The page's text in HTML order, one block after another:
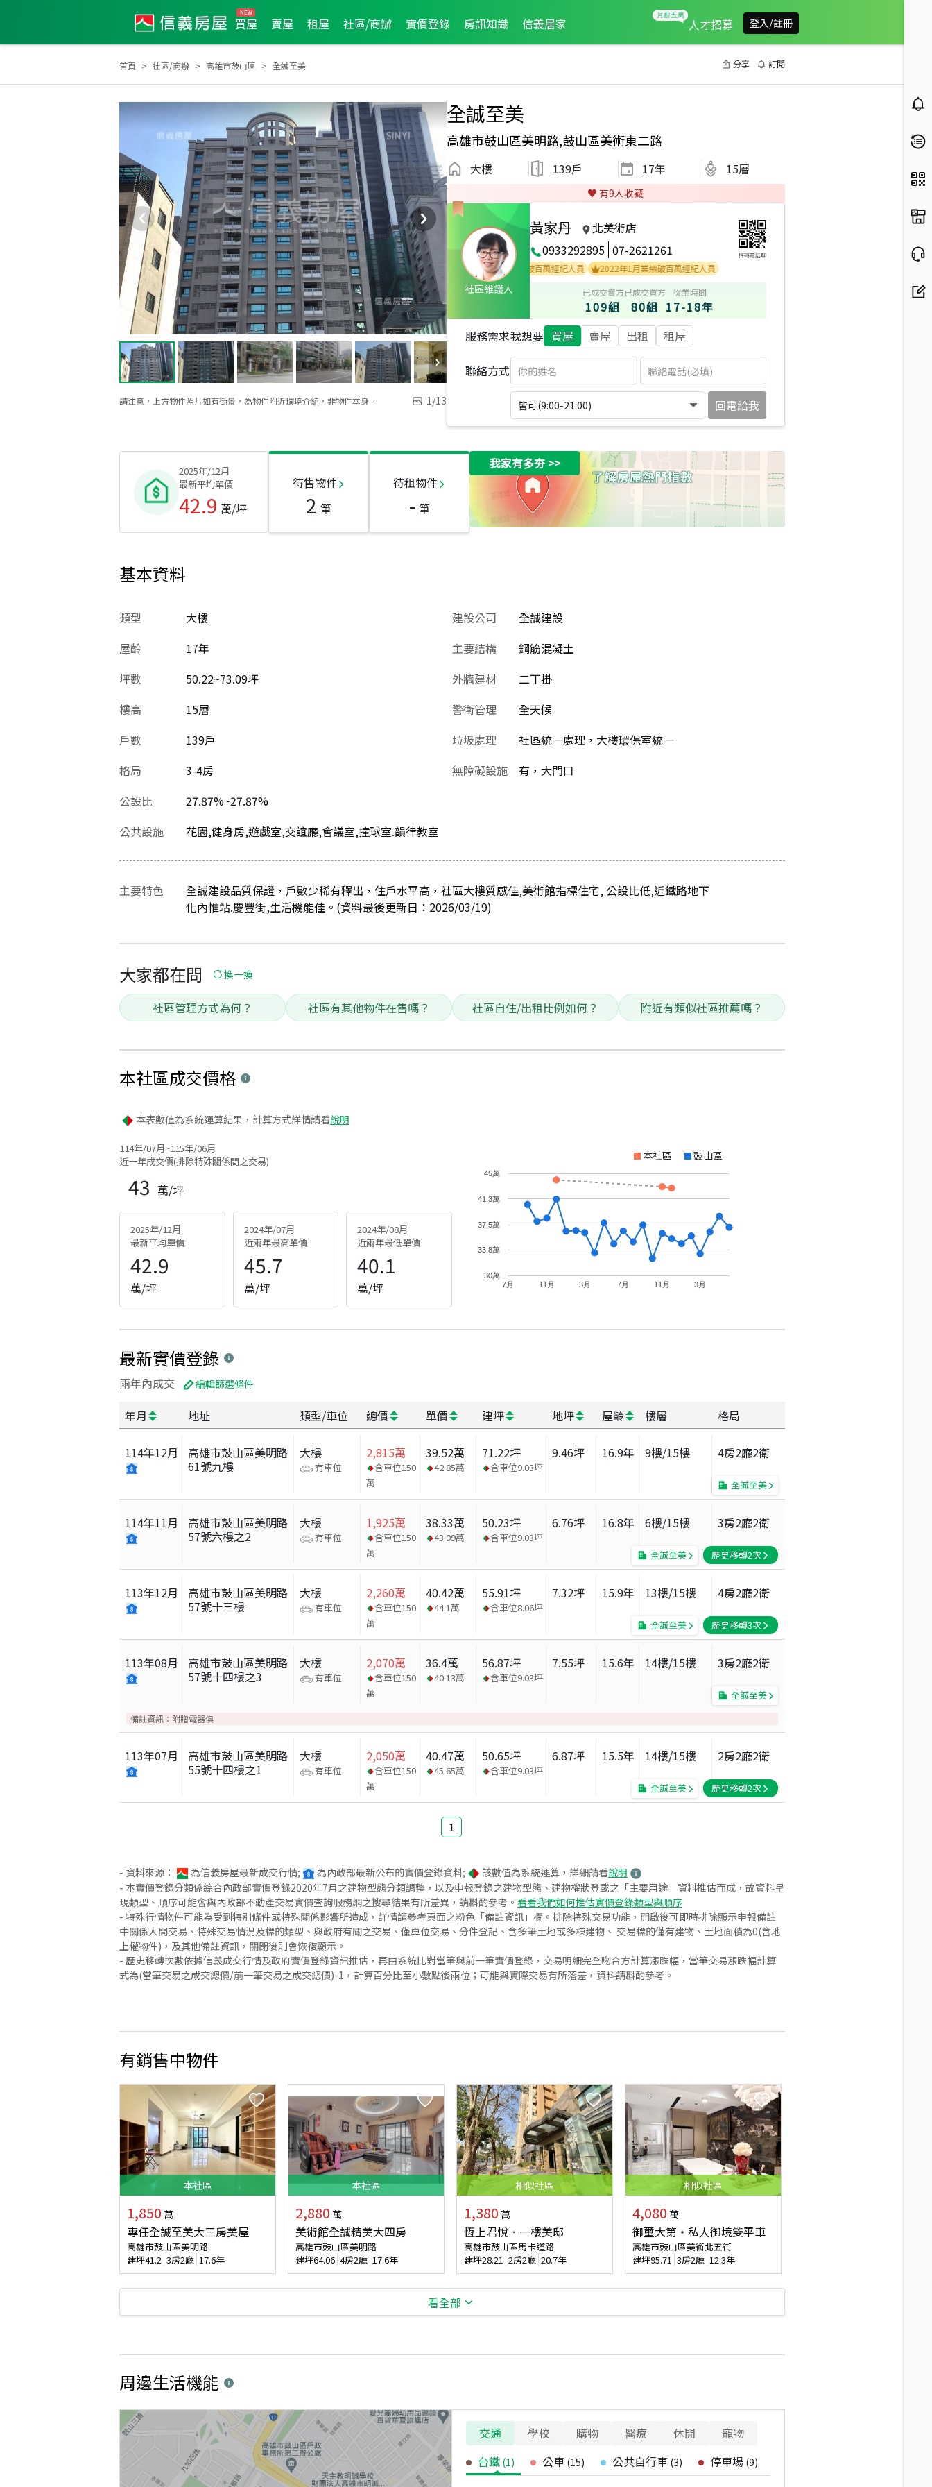
買屋 賣屋 租屋 社區/商辦 實價登錄 房訊知識 信義居家 人才招募 登入/註冊
首頁 社區/商辦 高雄市鼓山區 全誠至美 分享 訂閱
請注意，上方物件照片如有街景，為物件附近環境介紹，非物件本身。 1/13
全誠至美
高雄市鼓山區美明路,鼓山區美術東二路
大樓 139戶 17年 15層
♥️ 有9人收藏
社區維護人
黃家丹
北美術店
0933292895 07-2621261 掃碼電話聊
2013年度服務品質獎 2013年第2季度服務品質獎 2023年8月業績破百萬經紀人員 2023年3月業績破百萬經紀人員
2022年1月業績破百萬經紀人員
已成交賣方
109組
已成交買方
80組
從業時間
17-18年
服務需求我想要 買屋 賣屋 出租 租屋
聯絡方式
皆可(9:00-21:00) 回電給我
2025年/12月
最新平均單價
42.9 萬/坪
待售物件
2 筆
待租物件
- 筆
我家有多夯>>
基本資料
類型
大樓
屋齡
17年
坪數
50.22~73.09坪
樓高
15層
戶數
139戶
格局
3-4房
公設比
27.87%~27.87%
建設公司
全誠建設
主要結構
鋼筋混凝土
外牆建材
二丁掛
警衛管理
全天候
垃圾處理
社區統一處理，大樓環保室統一
無障礙設施
有，大門口
公共設施 花園,健身房,遊戲室,交誼廳,會議室,撞球室.韻律教室
主要特色
全誠建設品質保證，戶數少稀有釋出，住戶水平高，社區大樓質感佳,美術館指標住宅, 公設比低,近鐵路地下
化內惟站.慶豐街,生活機能佳。(資料最後更新日：2026/03/19)
大家都在問 換一換
社區管理方式為何？ 社區有其他物件在售嗎？ 社區自住/出租比例如何？ 附近有類似社區推薦嗎？
本社區成交價格
本表數值為系統運算結果，計算方式詳情請看說明
114年/07月~115年/06月
近一年成交價(排除特殊關係間之交易)
43 萬/坪
2025年/12月
最新平均單價
42.9
萬/坪
2024年/07月
近兩年最高單價
45.7
萬/坪
2024年/08月
近兩年最低單價
40.1
萬/坪
本社區 鼓山區
7月 11月 3月 7月 11月 3月
30萬
33.8萬
37.5萬
41.3萬
45萬
最新實價登錄
兩年內成交 編輯篩選條件
年月 地址 類型/車位 總價 單價 建坪 地坪 屋齡 樓層 格局
114年12月
高雄市鼓山區美明路
61號九樓
大樓
有車位
2,815萬
含車位150
萬
39.52萬
42.85萬
71.22坪
含車位9.03坪
9.46坪 16.9年 9樓/15樓 4房2廳2衛
全誠至美
114年11月
高雄市鼓山區美明路
57號六樓之2
大樓
有車位
1,925萬
含車位150
萬
38.33萬
43.09萬
50.23坪
含車位9.03坪
6.76坪 16.8年 6樓/15樓 3房2廳2衛
全誠至美 歷史移轉2次
113年12月
高雄市鼓山區美明路
57號十三樓
大樓
有車位
2,260萬
含車位150
萬
40.42萬
44.1萬
55.91坪
含車位8.06坪
7.32坪 15.9年 13樓/15樓 4房2廳2衛
全誠至美 歷史移轉3次
113年08月
高雄市鼓山區美明路
57號十四樓之3
大樓
有車位
2,070萬
含車位150
萬
36.4萬
40.13萬
56.87坪
含車位9.03坪
7.55坪 15.6年 14樓/15樓 3房2廳2衛
全誠至美
備註資訊： 附贈電器俱
113年07月
高雄市鼓山區美明路
55號十四樓之1
大樓
有車位
2,050萬
含車位150
萬
40.47萬
45.65萬
50.65坪
含車位9.03坪
6.87坪 15.5年 14樓/15樓 2房2廳2衛
全誠至美 歷史移轉2次
1
- 資料來源： 為信義房屋最新成交行情; 為內政部最新公布的實價登錄資料; 該數值為系統運算，詳細請看說明
- 本實價登錄分類係綜合內政部實價登錄2020年7月之建物型態分類調整，以及申報登錄之建物型態、建物權狀登載之「主要用途」資料推估而成，故資料呈
現類型、順序可能會與內政部不動產交易實價查詢服務網之搜尋結果有所差異，請斟酌參考。 看看我們如何推估實價登錄類型與順序
- 特殊行情物件可能為受到特別條件或特殊關係影響所造成，詳情請參考頁面之粉色「備註資訊」欄。排除特殊交易功能，開啟後可即時排除顯示申報備註
中關係人間交易、特殊交易情況及標的類型、與政府有關之交易、僅車位交易、分件登記、含多筆土地或多棟建物、 交易標的僅有建物、土地面積為0(含地
上權物件)，及其他備註資訊，關閉後則會恢復顯示。
- 歷史移轉次數依據信義成交行情及政府實價登錄資訊推估，再由系統比對當筆與前一筆實價登錄，交易明細完全吻合方計算漲跌幅，當筆交易漲跌幅計算
式為(當筆交易之成交總價/前一筆交易之成交總價)-1，計算百分比至小數點後兩位；可能與實際交易有所落差，資料請斟酌參考。
有銷售中物件
本社區
1,850 萬
專任全誠至美大三房美屋
高雄市鼓山區美明路
建坪41.2 3房2廳 17.6年
本社區
2,880 萬
美術館全誠精美大四房
高雄市鼓山區美明路
建坪64.06 4房2廳 17.6年
相似社區
1,380 萬
恆上君悅．一樓美邸
高雄市鼓山區馬卡道路
建坪28.21 2房2廳 20.7年
相似社區
4,080 萬
御璽大第‧私人御境雙平車
高雄市鼓山區美術北五街
建坪95.71 3房2廳 12.3年
看全部
周邊生活機能
交通 學校 購物 醫療 休閒
寵物
台鐵 (1) 公車 (15) 公共自行車 (3) 停車場 (9)